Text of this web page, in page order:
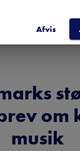
for at se
om
musik
Afvis